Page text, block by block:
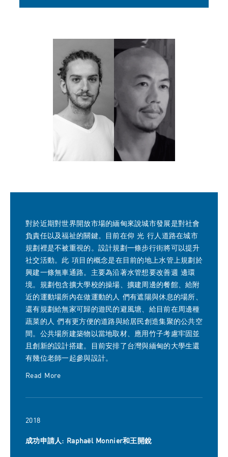
對於近期對世界開放市場的緬甸來說城市發展是對社會
負責任以及福祉的關鍵。目前在仰 光 行人道路在城市
規劃裡是不被重視的。設計規劃一條步行街將可以提升
社交活動。此 項目的概念是在目前的地上水管上規劃於
興建一條無車通路。主要為沿著水管想要改善週 邊環
境。規劃包含擴大學校的操場、擴建周邊的餐館、給附
近的運動場所內在做運動的人 們有遮陽與休息的場所、
還有規劃給無家可歸的遊民的避風塘、給目前在周邊種
蔬菜的人 們有更方便的道路與給居民創造集聚的公共空
間。公共場所建築物以當地取材、應用竹子考慮牢固並
且創新的設計搭建。目前安排了台灣與緬甸的大學生還
有幾位老師一起參與設計。
Read More
2018
成功申請人: Raphaël Monnier和王開銳